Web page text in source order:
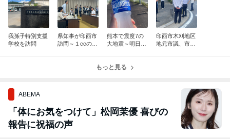
我孫子特別支援
学校を訪問
県知事が印西市
訪問～１ccのご
熊本で震度7の
大地震～明日は
印西市木刈地区
地元市議、市民
もっと見る
ABEMA
「体にお気をつけて」松岡茉優 喜びの
報告に祝福の声